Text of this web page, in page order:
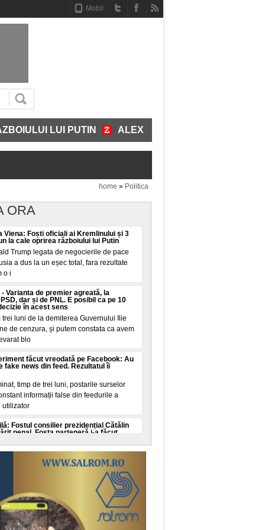
Mobil
LUI PUTIN ALEXANDRU NAZARE - VARIANTA DE
home » Politica
ORA
Viena: Foști oficiali ai Kremlinului și 3
la cale oprirea războiului lui Putin
Trump legata de negocierile de pace
a dus la un eșec total, fara rezultate
o i
Varianta de premier agreată, la
dar și de PNL. E posibil ca pe 10
în acest sens
luni de la demiterea Guvernului Ilie
de cenzura, și putem constata ca avem
blo
făcut vreodată pe Facebook: Au
fake news din feed. Rezultatul îi
timp de trei luni, postarile surselor
informații false din feedurile a
utilizator
Fostul consilier prezidențial Cătălin
penal. Fosta parteneră i-a făcut
Catalin Avramescu e vizat intr-un
infantila, instrumentat de procurorii
de
averea concubinei după
terenuri, case moștenite,
și un împrumut de 116.000 de lei
Dan a anunțat, miercuri, ca partenera sa
și-a publicat declarațiile de